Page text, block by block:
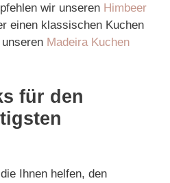
wir unseren Himbeer
einen klassischen Kuchen
Madeira Kuchen
für den
Ihnen helfen, den